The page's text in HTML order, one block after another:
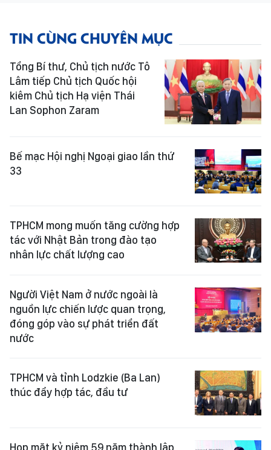
TIN CÙNG CHUYÊN MỤC
Tổng Bí thư, Chủ tịch nước Tô
Lâm tiếp Chủ tịch Quốc hội
kiêm Chủ tịch Hạ viện Thái
Lan Sophon Zaram
Bế mạc Hội nghị Ngoại giao lần thứ
33
TPHCM mong muốn tăng cường hợp
tác với Nhật Bản trong đào tạo
nhân lực chất lượng cao
Người Việt Nam ở nước ngoài là
nguồn lực chiến lược quan trọng,
đóng góp vào sự phát triển đất
nước
TPHCM và tỉnh Lodzkie (Ba Lan)
thúc đẩy hợp tác, đầu tư
Họp mặt kỷ niệm 59 năm thành lập